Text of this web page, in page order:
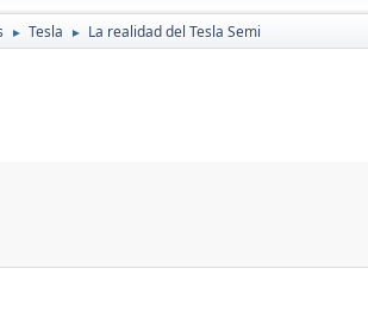
► Tesla ► La realidad del Tesla Semi